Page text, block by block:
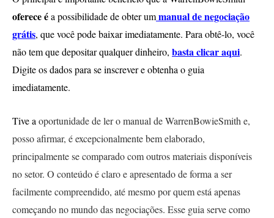
oferece éa possibilidade de obter ummanual de negociação
grátis, que você pode baixar imediatamente. Para obtê-lo, você
não tem que depositar qualquer dinheiro, basta clicar aqui.
Digite os dados para se inscrever e obtenha o guia
imediatamente.
Tive a oportunidade de ler o manual de WarrenBowieSmith e,
posso afirmar, é excepcionalmente bem elaborado,
principalmente se comparado com outros materiais disponíveis
no setor. O conteúdo é claro e apresentado de forma a ser
facilmente compreendido, até mesmo por quem está apenas
começando no mundo das negociações. Esse guia serve como